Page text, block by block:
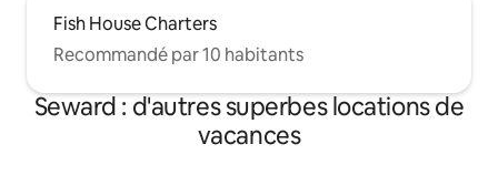
Fish House Charters
Recommandé par 10 habitants
Seward : d'autres superbes locations de
vacances